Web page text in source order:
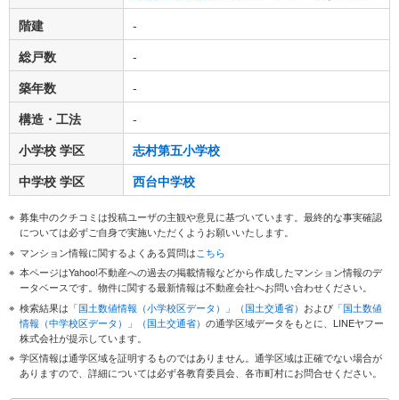
階建
-
総戸数
-
築年数
-
構造・工法
-
小学校 学区
志村第五小学校
中学校 学区
西台中学校
募集中のクチコミは投稿ユーザの主観や意見に基づいています。最終的な事実確認
については必ずご自身で実施いただくようお願いいたします。
マンション情報に関するよくある質問はこちら
本ページはYahoo!不動産への過去の掲載情報などから作成したマンション情報のデ
ータベースです。物件に関する最新情報は不動産会社へお問い合わせください。
検索結果は 「国土数値情報（小学校区データ）」（国土交通省） および 「国土数値
情報（中学校区データ）」（国土交通省） の通学区域データをもとに、LINEヤフー
株式会社が提示しています。
学区情報は通学区域を証明するものではありません。通学区域は正確でない場合が
ありますので、詳細については必ず各教育委員会、各市町村にお問合せください。